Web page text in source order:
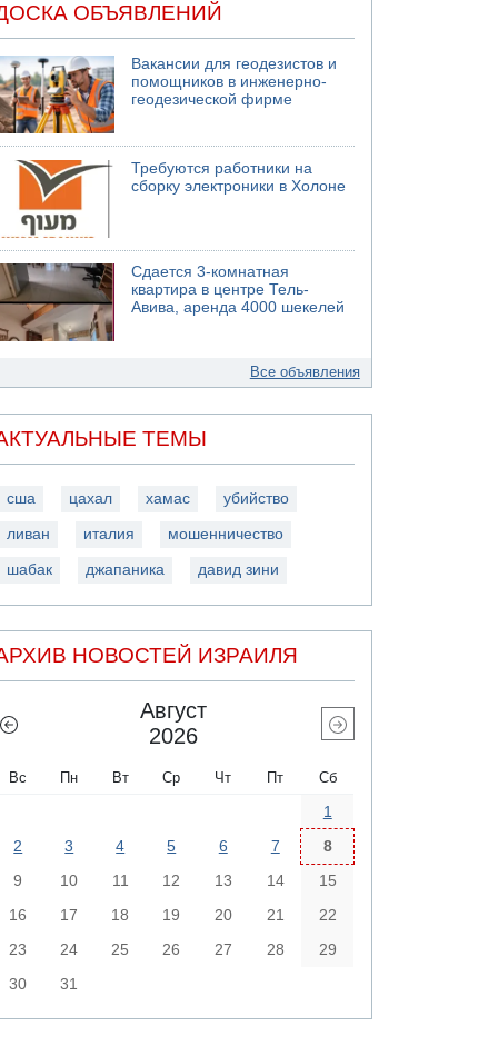
ОБЪЯВЛЕНИЙ
Вакансии для геодезистов и
помощников в инженерно-
геодезической фирме
Требуются работники на
сборку электроники в Холоне
Сдается 3-комнатная
квартира в центре Тель-
Авива, аренда 4000 шекелей
Все объявления
ТЕМЫ
сша цахал хамас убийство
ливан италия мошенничество
шабак джапаника давид зини
НОВОСТЕЙ ИЗРАИЛЯ
Август
2026
Вс Пн Вт Ср Чт Пт Сб
1
2
3 4 5 6 7
8
9
10 11 12 13 14
15
16
17 18 19 20 21
22
23
24 25 26 27 28
29
30
31